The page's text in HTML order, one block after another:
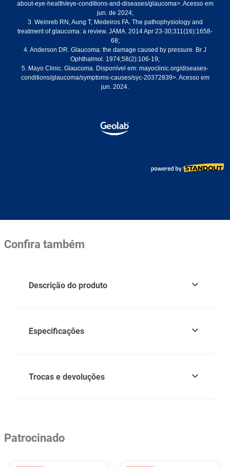
Confira também
Descrição do produto
Especificações
Trocas e devoluções
Patrocinado